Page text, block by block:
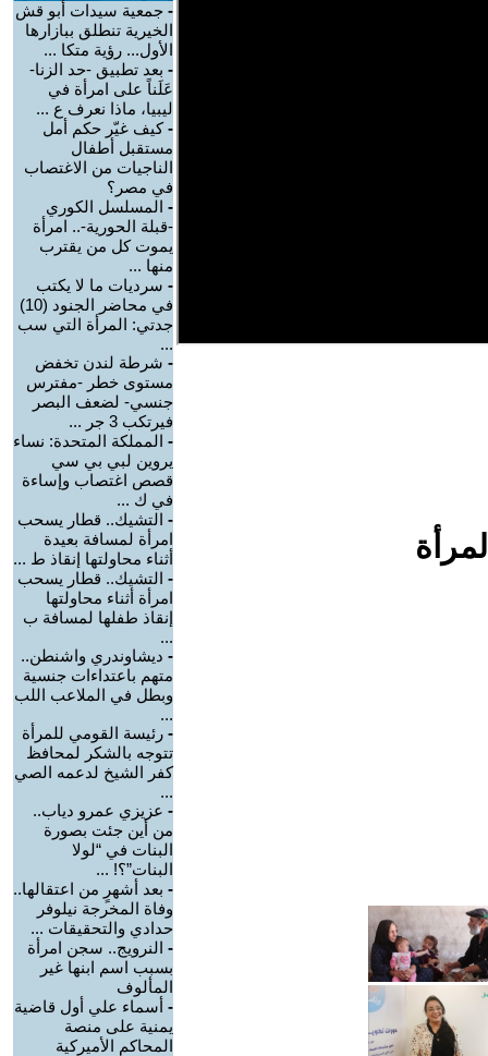
- جمعية سيدات أبو قش
الخيرية تنطلق ببازارها
الأول... رؤية متكا ...
- بعد تطبيق -حد الزنا-
عَلَناً على امرأة في
ليبيا، ماذا نعرف ع ...
-كيف غيّر حكم أمل
مستقبل أطفال
الناجيات من الاغتصاب
في مصر؟
- المسلسل الكوري
-قبلة الحورية-.. امرأة
يموت كل من يقترب
منها ...
- سرديات ما لا يكتب
في محاضر الجنود (10)
جدتي: المرأة التي سب
...
- شرطة لندن تخفض
مستوى خطر -مفترس
جنسي- لضعف البصر
فيرتكب 3 جر ...
- المملكة المتحدة: نساء
يروين لبي بي سي
قصص اغتصاب وإساءة
في ك ...
- التشيك.. قطار يسحب
امرأة لمسافة بعيدة
أثناء محاولتها إنقاذ ط ...
- التشيك.. قطار يسحب
امرأة أثناء محاولتها
إنقاذ طفلها لمسافة ب
...
- ديشاوندري واشنطن..
متهم باعتداءات جنسية
وبطل في الملاعب اللب
...
- رئيسة القومي للمرأة
تتوجه بالشكر لمحافظ
كفر الشيخ لدعمه الصي
...
- عزيزي عمرو دياب..
من أين جئت بصورة
البنات في “لولا
البنات”؟! ...
- بعد أشهرٍ من اعتقالها..
وفاة المخرجة نيلوفر
حدادي والتحقيقات ...
- النرويج.. سجن امرأة
بسبب اسم ابنها غير
المألوف
- أسماء علي أول قاضية
يمنية على منصة
المحاكم الأميركية